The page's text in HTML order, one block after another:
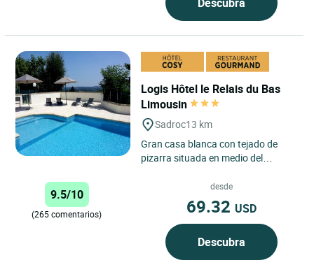
Logis Hôtel le Relais du Bas
Limousin
Sadroc13 km
Gran casa blanca con tejado de
pizarra situada en medio del
A20, a las puertas de Quercy...
9.5/10
(265 comentarios)
desde
69.32 USD
Descubra